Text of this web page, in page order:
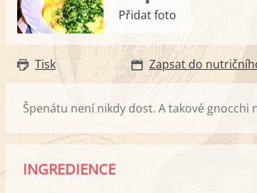
Přidat foto
Tisk Zapsat do
Špenátu není nikdy dost. A takové gnocchi
INGREDIENCE